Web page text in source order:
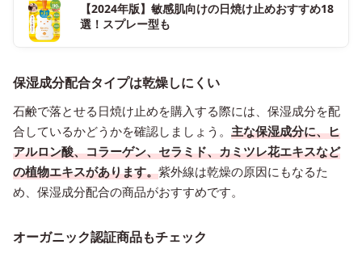
【2024年版】敏感肌向けの日焼け止めおすすめ18
選！スプレー型も
保湿成分配合タイプは乾燥しにくい
石鹸で落とせる日焼け止めを購入する際には、保湿成分を配
合しているかどうかを確認しましょう。 主な保湿成分に、ヒ
アルロン酸、コラーゲン、セラミド、カミツレ花エキスなど
の植物エキスがあります。紫外線は乾燥の原因にもなるた
め、保湿成分配合の商品がおすすめです。
オーガニック認証商品もチェック